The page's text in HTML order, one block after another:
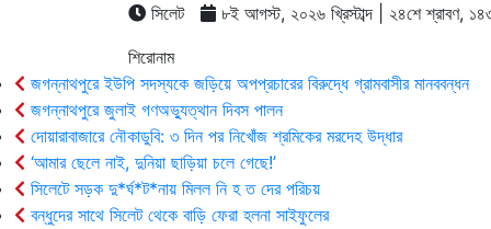
সিলেট
৮ই আগস্ট, ২০২৬ খ্রিস্টাব্দ | ২৪শে শ্রাবণ,
শিরোনাম
জগন্নাথপুরে ইউপি সদস্যকে জড়িয়ে অপপ্রচারের বিরুদ্ধে গ্রামবাসীর মানববন্ধন
জগন্নাথপুরে জুলাই গণঅভ্যুত্থান দিবস পালন
দোয়ারাবাজারে নৌকাডুবি: ৩ দিন পর নিখোঁজ শ্রমিকের মরদেহ উদ্ধার
‘আমার ছেলে নাই, দুনিয়া ছাড়িয়া চলে গেছে!’
সিলেটে সড়ক দু*র্ঘ*ট*নায় মিলল নি হ ত দের পরিচয়
বন্ধুদের সাথে সিলেট থেকে বাড়ি ফেরা হলনা সাইফুলের